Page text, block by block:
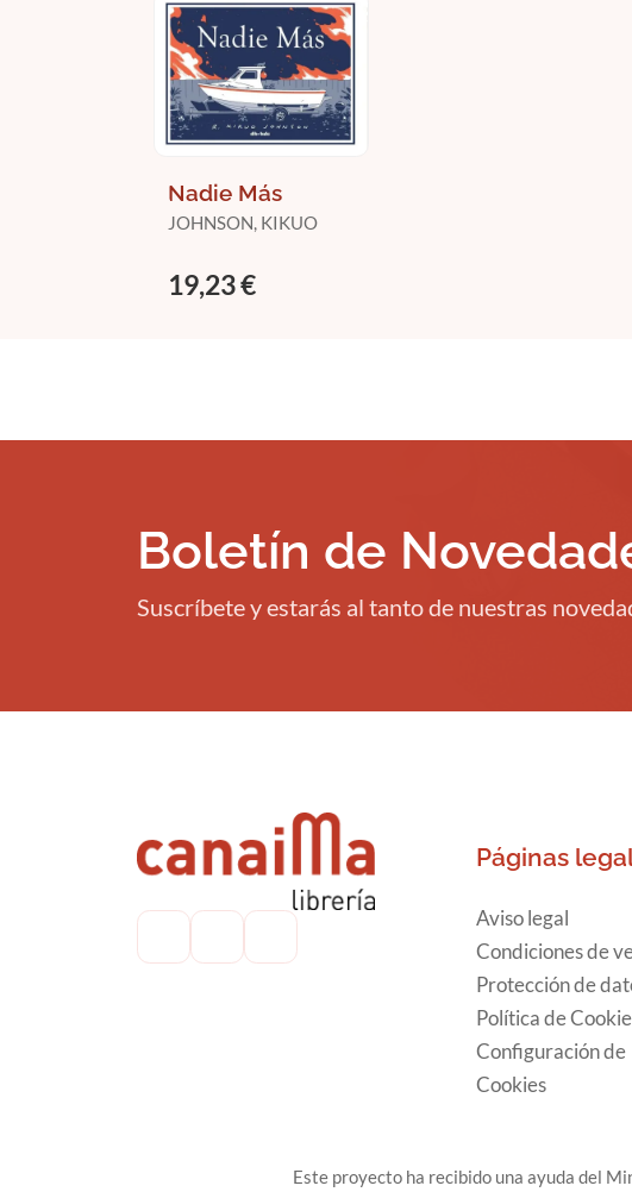
Nadie Más
JOHNSON, KIKUO
19,23 €
Boletín de
Suscríbete y estarás al tanto de nuestras
Páginas
Aviso legal
Condiciones de
Protección de
Política de
Configuración de
Cookies
Este proyecto ha recibido una ayuda del